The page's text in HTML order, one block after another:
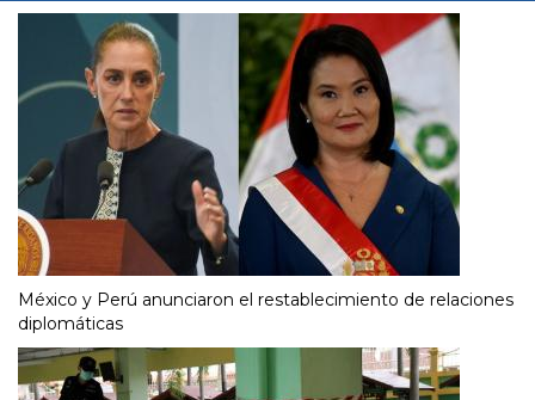
México y Perú anunciaron el restablecimiento de relaciones
diplomáticas